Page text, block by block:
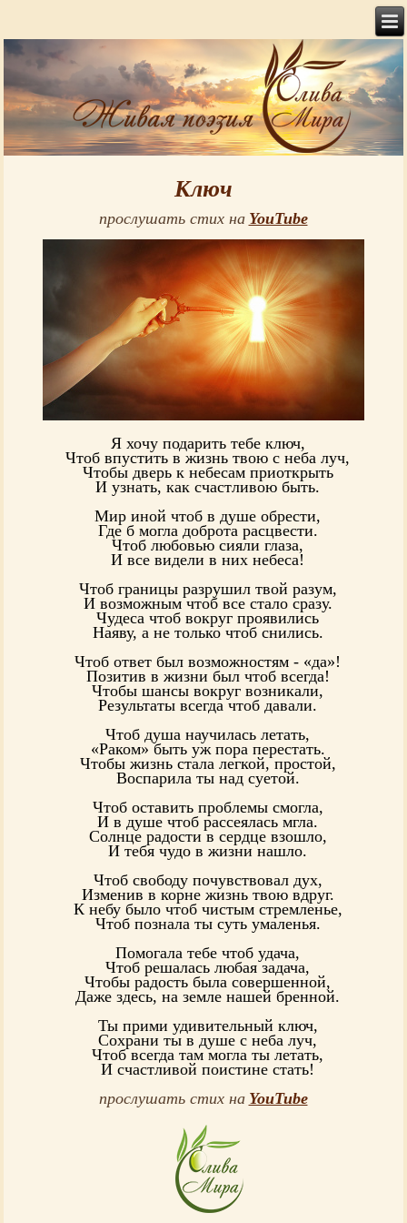
Ключ
прослушать стих на YouTube
Я хочу подарить тебе ключ,
Чтоб впустить в жизнь твою с неба луч,
Чтобы дверь к небесам приоткрыть
И узнать, как счастливою быть.
Мир иной чтоб в душе обрести,
Где б могла доброта расцвести.
Чтоб любовью сияли глаза,
И все видели в них небеса!
Чтоб границы разрушил твой разум,
И возможным чтоб все стало сразу.
Чудеса чтоб вокруг проявились
Наяву, а не только чтоб снились.
Чтоб ответ был возможностям - «да»!
Позитив в жизни был чтоб всегда!
Чтобы шансы вокруг возникали,
Результаты всегда чтоб давали.
Чтоб душа научилась летать,
«Раком» быть уж пора перестать.
Чтобы жизнь стала легкой, простой,
Воспарила ты над суетой.
Чтоб оставить проблемы смогла,
И в душе чтоб рассеялась мгла.
Солнце радости в сердце взошло,
И тебя чудо в жизни нашло.
Чтоб свободу почувствовал дух,
Изменив в корне жизнь твою вдруг.
К небу было чтоб чистым стремленье,
Чтоб познала ты суть умаленья.
Помогала тебе чтоб удача,
Чтоб решалась любая задача,
Чтобы радость была совершенной,
Даже здесь, на земле нашей бренной.
Ты прими удивительный ключ,
Сохрани ты в душе с неба луч,
Чтоб всегда там могла ты летать,
И счастливой поистине стать!
прослушать стих на YouTube